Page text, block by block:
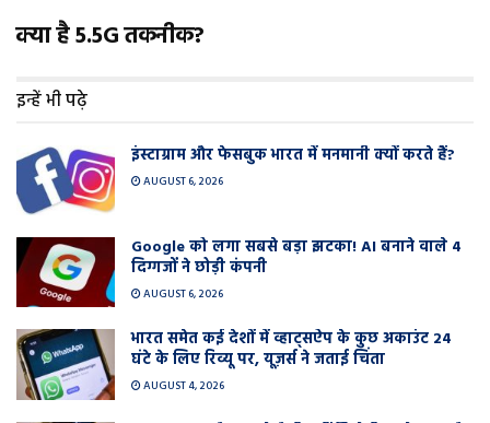
क्या है 5.5G तकनीक?
इन्हें भी पढ़े
इंस्टाग्राम और फेसबुक भारत में मनमानी क्यों करते हैं?
AUGUST 6, 2026
Google को लगा सबसे बड़ा झटका! AI बनाने वाले 4
दिग्गजों ने छोड़ी कंपनी
AUGUST 6, 2026
भारत समेत कई देशों में व्हाट्सऐप के कुछ अकाउंट 24
घंटे के लिए रिव्यू पर, यूज़र्स ने जताई चिंता
AUGUST 4, 2026